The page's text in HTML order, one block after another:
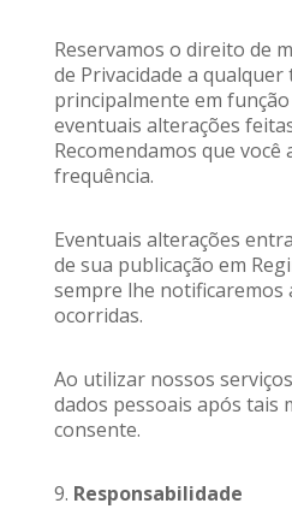
Reservamos o direito de
de Privacidade a qualquer
principalmente em função
eventuais alterações
Recomendamos que você
frequência.
Eventuais alterações
de sua publicação em
sempre lhe notificaremos
ocorridas.
Ao utilizar nossos
dados pessoais após tais
consente.
9. Responsabilidade